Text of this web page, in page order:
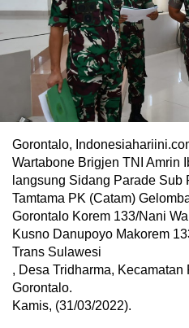
Gorontalo,
Wartabone Brigjen TNI Amrin
langsung Sidang Parade Sub
Tamtama PK (Catam)
Gorontalo Korem 133/Nani
Kusno Danupoyo Makorem
Trans Sulawesi
, Desa Tridharma,
Gorontalo.
Kamis, (31/03/2022).